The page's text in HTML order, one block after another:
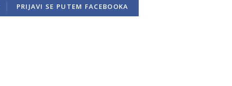
PRIJAVI SE PUTEM FACEBOOKA